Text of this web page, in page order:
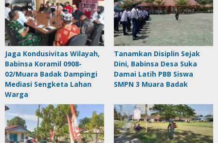
Jaga Kondusivitas Wilayah,
Babinsa Koramil 0908-
02/Muara Badak Dampingi
Mediasi Sengketa Lahan
Warga
Tanamkan Disiplin Sejak
Dini, Babinsa Desa Suka
Damai Latih PBB Siswa
SMPN 3 Muara Badak